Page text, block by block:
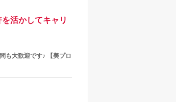
活かしてキャリ
も大歓迎です♪ 【美プロ